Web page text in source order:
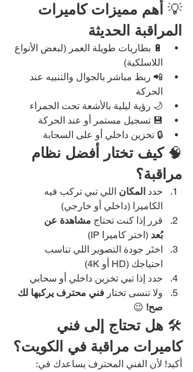
💡 أهم مميزات كاميرات
المراقبة الحديثة
🔋 بطاريات طويلة العمر (لبعض الأنواع
اللاسلكية)
📲 ربط مباشر بالجوال والتنبيه عند
الحركة
🌙 رؤية ليلية بالأشعة تحت الحمراء
💾 تسجيل مستمر أو عند الحركة
🔒 تخزين داخلي أو على السحابة
🧠 كيف تختار أفضل نظام
مراقبة؟
حدد المكان اللي تبي تركب فيه
الكاميرا (داخلي أو خارجي)
قرر إذا كنت تحتاج مشاهدة عن
بُعد (اختر كاميرا IP)
اختَر جودة التصوير اللي تناسب
احتياجك (HD أو 4K)
حدد إذا تبي تخزين داخلي أو سحابي
ولا تنسى تختار فني محترف يركبها لك
صح! 😉
🛠️ هل تحتاج إلى فني
كاميرات مراقبة في الكويت؟
أكيد! لأن الفني المحترف يساعدك في: